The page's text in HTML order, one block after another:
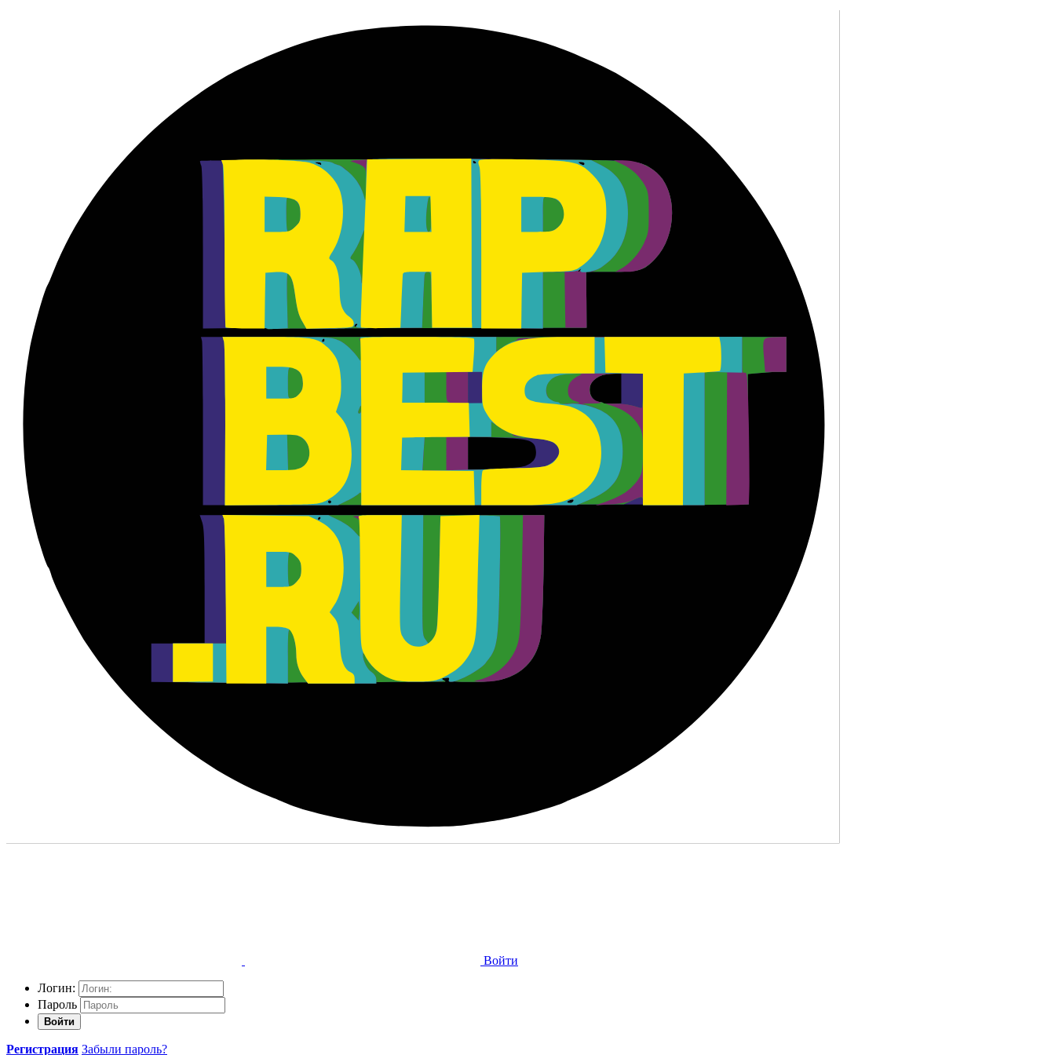
Войти
Логин:
Пароль
Войти
Регистрация Забыли пароль?